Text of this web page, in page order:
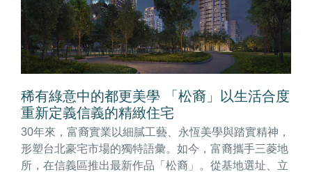
稀有綠意中的都更美學 「松裔」以生活合度
重新定義信義的精緻住宅
30年來，富裔實業以細膩工藝、永恆美學與踏實精神，
形塑台北豪宅市場的獨特語彙。如今，富裔攜手三菱地
所，在信義區推出最新作品「松裔」。從基地選址、立